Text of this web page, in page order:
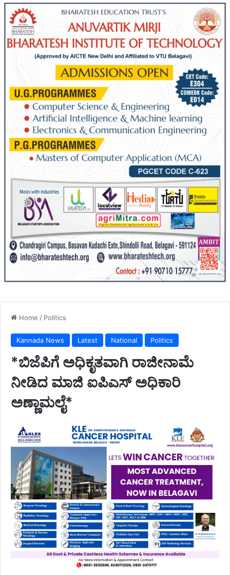
Home / Politics
Kannada News Latest National Politics
*ಬಿಜೆಪಿಗೆ ಅಧಿಕೃತವಾಗಿ ರಾಜೀನಾಮೆ
ನೀಡಿದ ಮಾಜಿ ಐಪಿಎಸ್ ಅಧಿಕಾರಿ
ಅಣ್ಣಾಮಲೈ*